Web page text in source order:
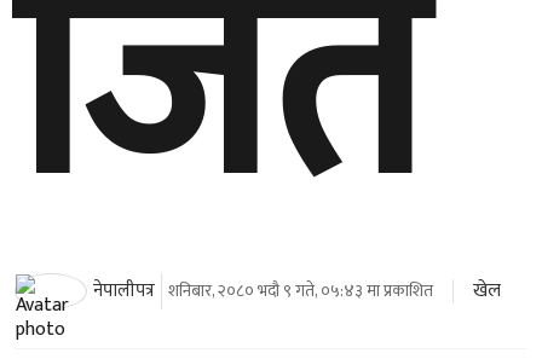
नेपालीपत्र शनिबार, २०८० भदौ ९ गते, ०५:४३ मा प्रकाशित खेल